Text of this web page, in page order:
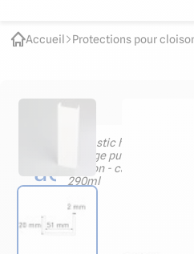
Accueil Protections pour
accessoires